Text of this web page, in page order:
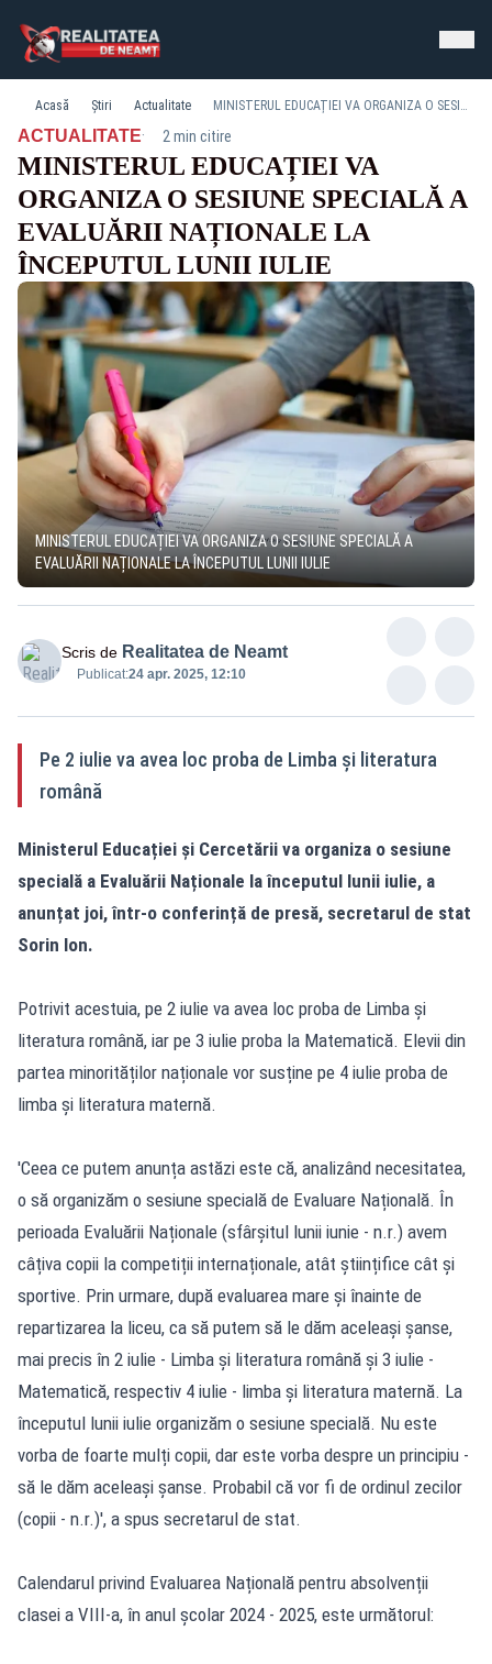
Acasă Știri Actualitate MINISTERUL EDUCAȚIEI VA ORGANIZA O SESIUNE SPECIALĂ A EVALUĂRII NAȚIONALE LA ÎNCEPUTUL LUNII IULIE
ACTUALITATE· 2 min citire
MINISTERUL EDUCAȚIEI VA
ORGANIZA O SESIUNE SPECIALĂ A
EVALUĂRII NAȚIONALE LA
ÎNCEPUTUL LUNII IULIE
MINISTERUL EDUCAȚIEI VA ORGANIZA O SESIUNE SPECIALĂ A
EVALUĂRII NAȚIONALE LA ÎNCEPUTUL LUNII IULIE
Scris de Realitatea de Neamt
Publicat:24 apr. 2025, 12:10
Pe 2 iulie va avea loc proba de Limba și literatura
română
Ministerul Educației și Cercetării va organiza o sesiune
specială a Evaluării Naționale la începutul lunii iulie, a
anunțat joi, într-o conferință de presă, secretarul de stat
Sorin Ion.
Potrivit acestuia, pe 2 iulie va avea loc proba de Limba și
literatura română, iar pe 3 iulie proba la Matematică. Elevii din
partea minorităților naționale vor susține pe 4 iulie proba de
limba și literatura maternă.
'Ceea ce putem anunța astăzi este că, analizând necesitatea,
o să organizăm o sesiune specială de Evaluare Națională. În
perioada Evaluării Naționale (sfârșitul lunii iunie - n.r.) avem
câțiva copii la competiții internaționale, atât științifice cât și
sportive. Prin urmare, după evaluarea mare și înainte de
repartizarea la liceu, ca să putem să le dăm aceleași șanse,
mai precis în 2 iulie - Limba și literatura română și 3 iulie -
Matematică, respectiv 4 iulie - limba și literatura maternă. La
începutul lunii iulie organizăm o sesiune specială. Nu este
vorba de foarte mulți copii, dar este vorba despre un principiu -
să le dăm aceleași șanse. Probabil că vor fi de ordinul zecilor
(copii - n.r.)', a spus secretarul de stat.
Calendarul privind Evaluarea Națională pentru absolvenții
clasei a VIII-a, în anul școlar 2024 - 2025, este următorul: